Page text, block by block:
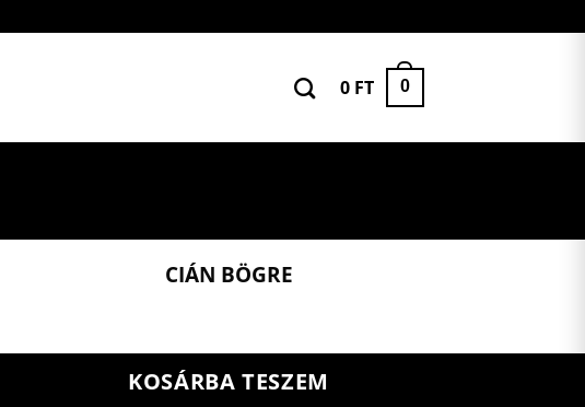
0 FT 0
CIÁN BÖGRE
KOSÁRBA TESZEM